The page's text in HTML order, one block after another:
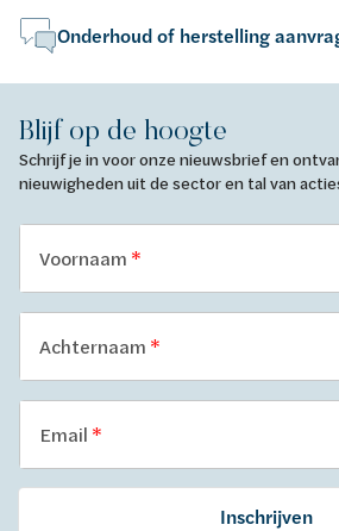
Onderhoud of herstelling
Blijf op de hoogte
Schrijf je in voor onze nieuwsbrief en
nieuwigheden uit de sector en tal van
Voornaam
Achternaam
Email
Inschrijven